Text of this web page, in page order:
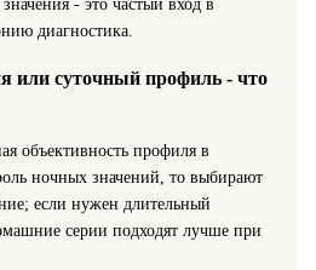
- это частый вход в
диагностика.
или суточный профиль - что
объективность профиля в
ночных значений, то выбирают
если нужен длительный
серии подходят лучше при